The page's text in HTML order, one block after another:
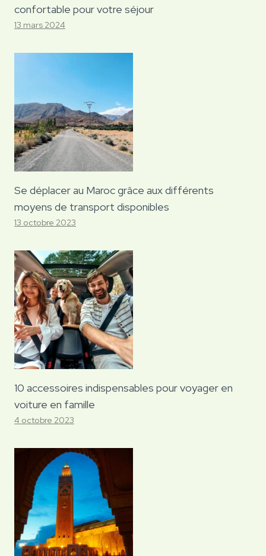
confortable pour votre séjour
13 mars 2024
Se déplacer au Maroc grâce aux différents
moyens de transport disponibles
13 octobre 2023
10 accessoires indispensables pour voyager en
voiture en famille
4 octobre 2023